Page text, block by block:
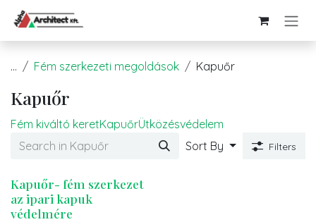
Kihagyás és továbblépés a tartalomhoz
... Fém szerkezeti megoldások Kapuőr
Kapuőr
Fém kiváltó keretKapuőrÜtközésvédelem
Sort By
Filters
Kapuőr- fém szerkezet
az ipari kapuk
védelmére